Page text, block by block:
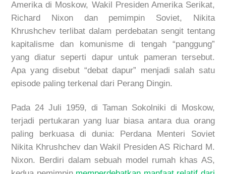
Amerika di Moskow, Wakil Presiden Amerika Serikat,
Richard Nixon dan pemimpin Soviet, Nikita
Khrushchev terlibat dalam perdebatan sengit tentang
kapitalisme dan komunisme di tengah “panggung”
yang diatur seperti dapur untuk pameran tersebut.
Apa yang disebut “debat dapur” menjadi salah satu
episode paling terkenal dari Perang Dingin.
Pada 24 Juli 1959, di Taman Sokolniki di Moskow,
terjadi pertukaran yang luar biasa antara dua orang
paling berkuasa di dunia: Perdana Menteri Soviet
Nikita Khrushchev dan Wakil Presiden AS Richard M.
Nixon. Berdiri dalam sebuah model rumah khas AS,